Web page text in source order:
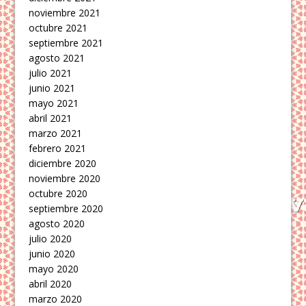
noviembre 2021
octubre 2021
septiembre 2021
agosto 2021
julio 2021
junio 2021
mayo 2021
abril 2021
marzo 2021
febrero 2021
diciembre 2020
noviembre 2020
octubre 2020
septiembre 2020
agosto 2020
julio 2020
junio 2020
mayo 2020
abril 2020
marzo 2020